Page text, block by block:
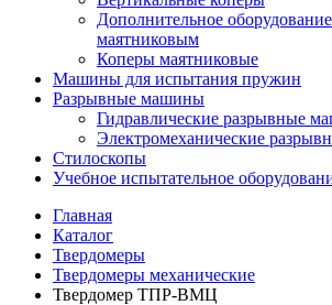
Дополнительное
маятниковым
Коперы маятниковые
Машины для испытания пружин
Разрывные машины
Гидравлические разрывные
Электромеханические
Стилоскопы
Учебное испытательное
Главная
Каталог
Твердомеры
Твердомеры механические
Твердомер ТПР-ВМЦ